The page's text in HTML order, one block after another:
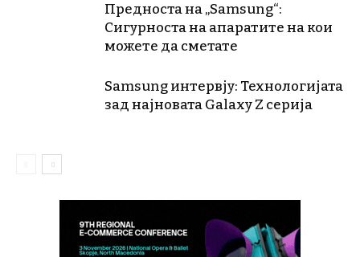
Предноста на „Samsung“:
Сигурноста на апаратите на кои
можете да сметате
Samsung интервју: Технологијата
зад најновата Galaxy Z серија